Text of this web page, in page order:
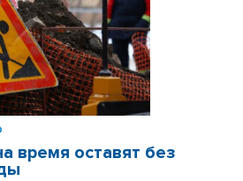
время оставят без